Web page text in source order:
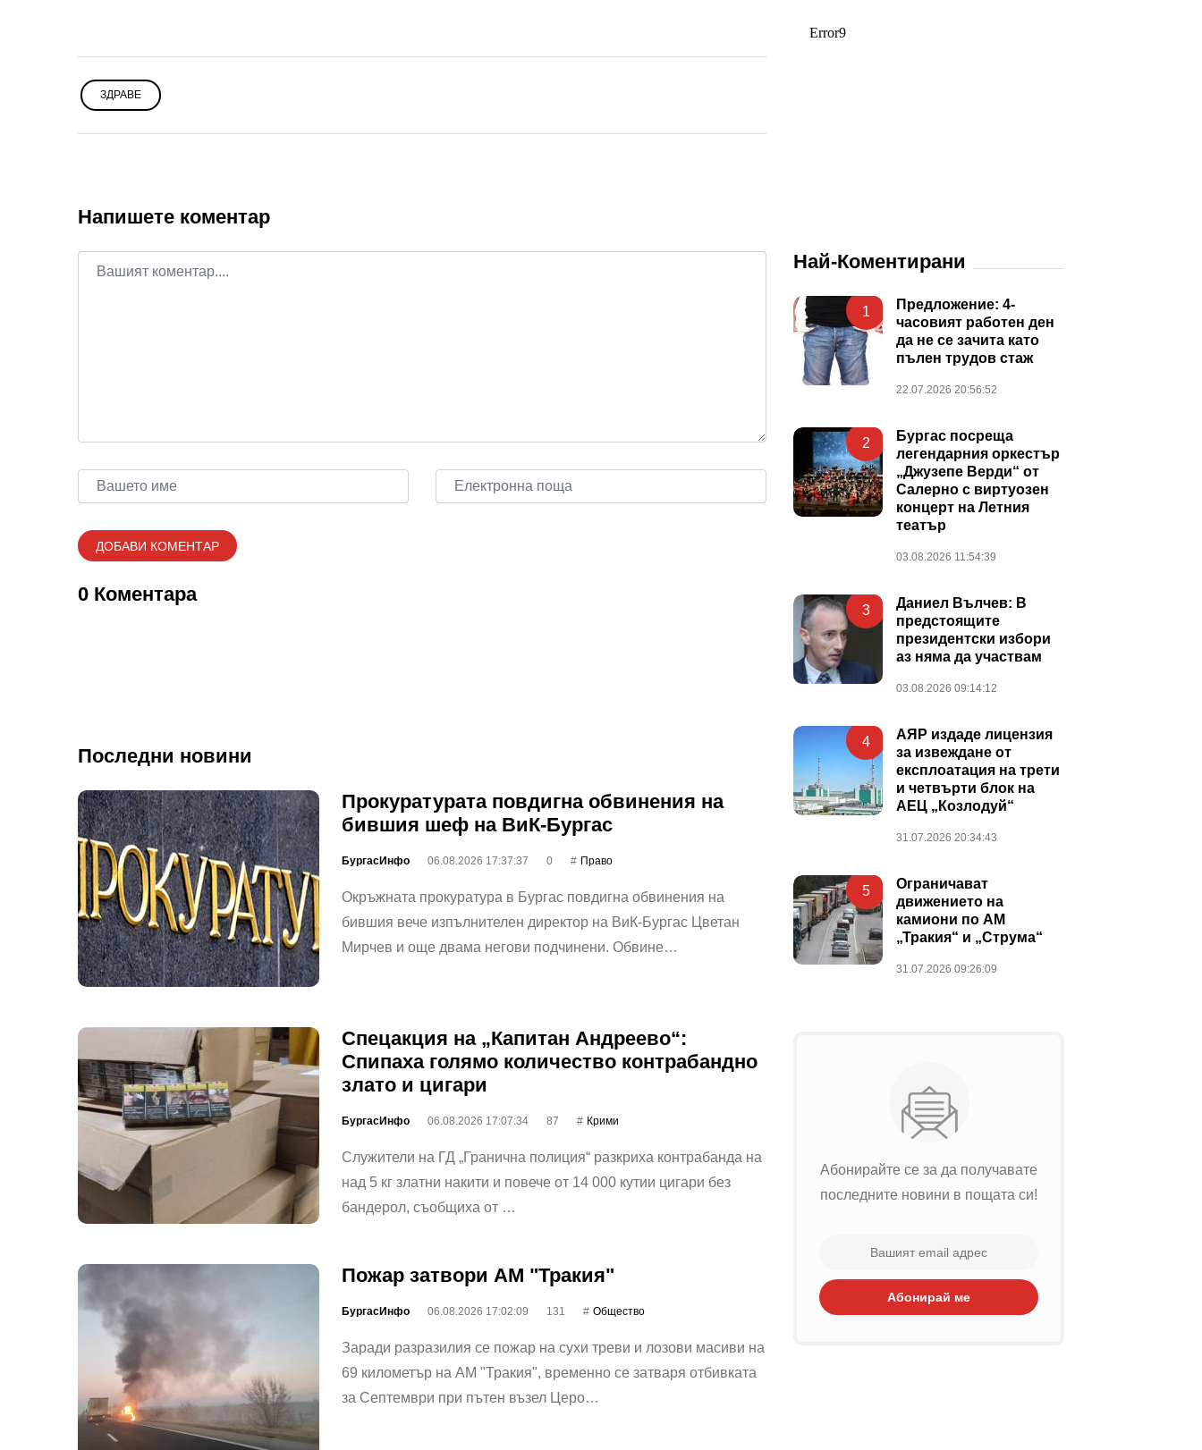
ЗДРАВЕ
Напишете коментар
0 Коментара
Последни новини
Прокуратурата повдигна обвинения на
бившия шеф на ВиК-Бургас
БургасИнфо 06.08.2026 17:37:37 0 Право
Окръжната прокуратура в Бургас повдигна обвинения на
бившия вече изпълнителен директор на ВиК-Бургас Цветан
Мирчев и още двама негови подчинени. Обвине…
Спецакция на „Капитан Андреево“:
Спипаха голямо количество контрабандно
злато и цигари
БургасИнфо 06.08.2026 17:07:34 87 Крими
Служители на ГД „Гранична полиция“ разкриха контрабанда на
над 5 кг златни накити и повече от 14 000 кутии цигари без
бандерол, съобщиха от …
Пожар затвори АМ "Тракия"
БургасИнфо 06.08.2026 17:02:09 131 Общество
Заради разразилия се пожар на сухи треви и лозови масиви на
69 километър на АМ "Тракия", временно се затваря отбивката
за Септември при пътен възел Церо…
Най-Коментирани
1
Предложение: 4-
часовият работен ден
да не се зачита като
пълен трудов стаж
22.07.2026 20:56:52
2
Бургас посреща
легендарния оркестър
„Джузепе Верди“ от
Салерно с виртуозен
концерт на Летния
театър
03.08.2026 11:54:39
3
Даниел Вълчев: В
предстоящите
президентски избори
аз няма да участвам
03.08.2026 09:14:12
4
АЯР издаде лицензия
за извеждане от
експлоатация на трети
и четвърти блок на
АЕЦ „Козлодуй“
31.07.2026 20:34:43
5
Ограничават
движението на
камиони по АМ
„Тракия“ и „Струма“
31.07.2026 09:26:09
Абонирайте се за да получавате
последните новини в пощата си!
Абонирай ме